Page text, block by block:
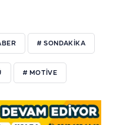
# SONDAKIKA
# MOTIVE